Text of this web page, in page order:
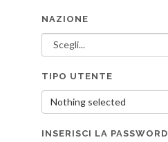
NAZIONE
TIPO UTENTE
Nothing selected
INSERISCI LA PASSWORD